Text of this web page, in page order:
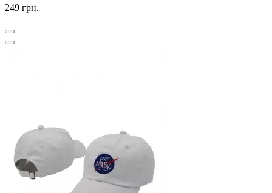
249 грн.